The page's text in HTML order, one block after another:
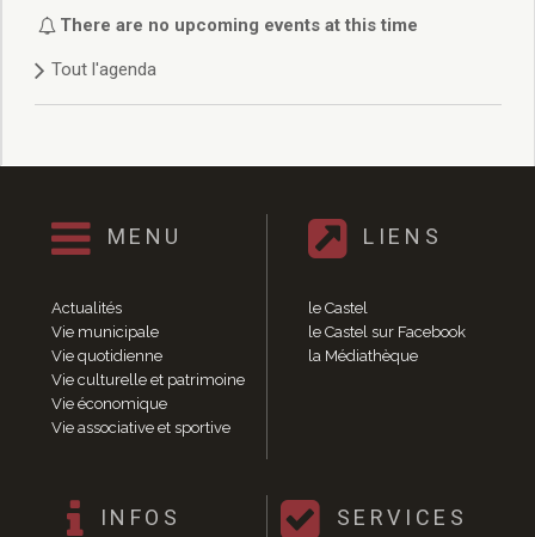
Délibérations 2021
Délibérations 2020
Délibérations 2019
Délibérations 2018
Délibérations 2014
Délibérations 2013
Délibérations 2011
Délibérations 2010
Délibérations 2009
Délibérations 2008
Agenda réunions publiques
Marchés publics
Vie quotidienne
There are no upcoming events at this time
Tout l'agenda
MENU
Actualités
Vie municipale
Vie quotidienne
Vie culturelle et patrimoine
Vie économique
Vie associative et sportive
LIENS
le Castel
le Castel sur Facebook
la Médiathèque
INFOS SERVICES